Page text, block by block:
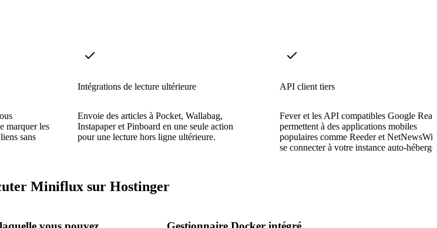
marquer les
sans
Intégrations de lecture ultérieure
Envoie des articles à Pocket, Wallabag,
Instapaper et Pinboard en une seule action
pour une lecture hors ligne ultérieure.
API client tiers
Fever et les API compatibles Google
permettent à des applications mobiles
populaires comme Reeder et
se connecter à votre instance auto-
Miniflux sur Hostinger